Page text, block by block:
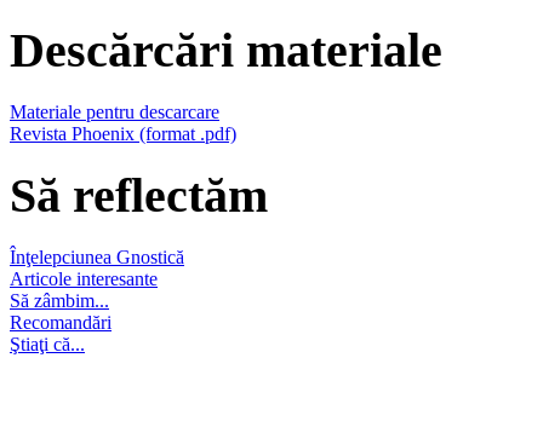
Descărcări materiale
Materiale pentru descarcare
Revista Phoenix (format .pdf)
Să reflectăm
Înţelepciunea Gnostică
Articole interesante
Să zâmbim...
Recomandări
Ştiaţi că...